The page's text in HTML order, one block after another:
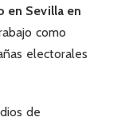
en Sevilla en
como
electorales
de